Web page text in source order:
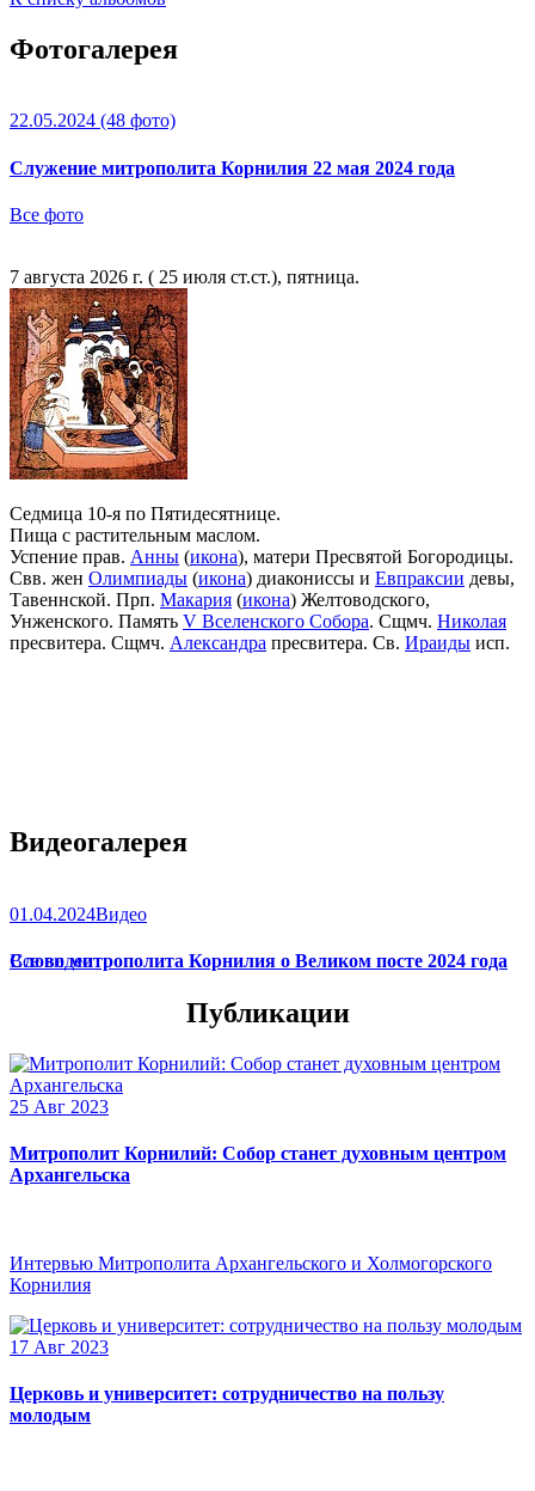
Фотогалерея
22.05.2024 (48 фото)
Служение митрополита Корнилия 22 мая 2024 года
Все фото
7 августа 2026 г. ( 25 июля ст.ст.), пятница.
Седмица 10-я по Пятидесятнице.
Пища с растительным маслом.
Успение прав. Анны (икона), матери Пресвятой Богородицы.
Свв. жен Олимпиады (икона) диакониссы и Евпраксии девы,
Тавеннской. Прп. Макария (икона) Желтоводского,
Унженского. Память V Вселенского Собора. Сщмч. Николая
пресвитера. Сщмч. Александра пресвитера. Св. Ираиды исп.
Видеогалерея
01.04.2024Видео
Слово митрополита Корнилия о Великом посте 2024 года
Все видео
Публикации
25 Авг 2023
Митрополит Корнилий: Собор станет духовным центром
Архангельска
Интервью Митрополита Архангельского и Холмогорского
Корнилия
17 Авг 2023
Церковь и университет: сотрудничество на пользу
молодым